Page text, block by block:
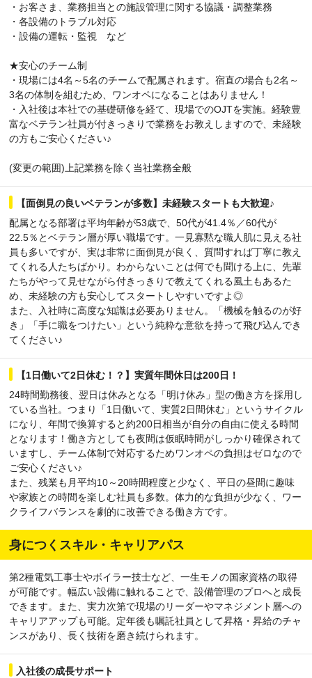
・お客さま、業務担当との施設管理に関する協議・調整業務
・各設備のトラブル対応
・設備の運転・監視 など
★安心のチーム制
・現場には4名～5名のチームで配属されます。宿直の場合も2名～
3名の体制を組むため、ワンオペになることはありません！
・入社後は本社での基礎研修を経て、現場でのOJTを実施。経験豊
富なベテラン社員が付きっきりで業務をお教えしますので、未経験
の方もご安心ください♪
(変更の範囲)上記業務を除く当社業務全般
【面倒見の良いベテランが多数】未経験スタートも大歓迎♪
配属となる部署は平均年齢が53歳で、50代が41.4％／60代が
22.5％とベテラン層が厚い職場です。一見寡黙な職人肌に見える社
員も多いですが、実は非常に面倒見が良く、質問すれば丁寧に教え
てくれる人たちばかり。わからないことは何でも聞ける上に、先輩
たちがやって見せながら付きっきりで教えてくれる風土もあるた
め、未経験の方も安心してスタートしやすいですよ◎
また、入社時に高度な知識は必要ありません。「機械を触るのが好
き」「手に職をつけたい」という純粋な意欲を持って飛び込んでき
てください♪
【1日働いて2日休む！？】実質年間休日は200日！
24時間勤務後、翌日は休みとなる「明け休み」型の働き方を採用し
ている当社。つまり「1日働いて、実質2日間休む」というサイクル
になり、年間で換算すると約200日相当が自分の自由に使える時間
となります！働き方としても夜間は仮眠時間がしっかり確保されて
いますし、チーム体制で対応するためワンオペの負担はゼロなので
ご安心ください♪
また、残業も月平均10～20時間程度と少なく、平日の昼間に趣味
や家族との時間を楽しむ社員も多数。体力的な負担が少なく、ワー
クライフバランスを劇的に改善できる働き方です。
身につくスキル・キャリアパス
第2種電気工事士やボイラー技士など、一生モノの国家資格の取得
が可能です。幅広い設備に触れることで、設備管理のプロへと成長
できます。また、実力次第で現場のリーダーやマネジメント層への
キャリアアップも可能。定年後も嘱託社員として昇格・昇給のチャ
ンスがあり、長く技術を磨き続けられます。
入社後の成長サポート